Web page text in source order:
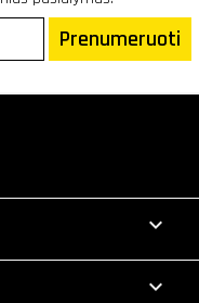
Prenumeruoti

